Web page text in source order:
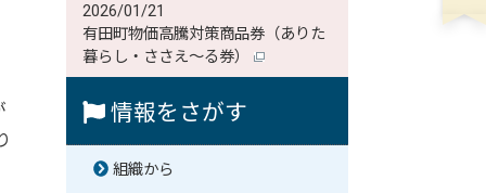
2026/01/21
有田町物価高騰対策商品券（ありた
暮らし・ささえ～る券）
情報をさがす
組織から